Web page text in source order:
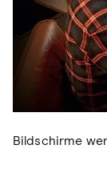
Bildschirme